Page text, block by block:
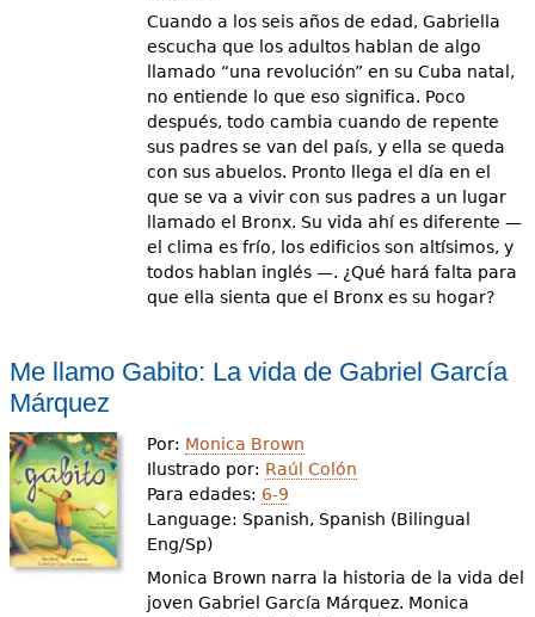
Cuando a los seis años de edad, Gabriella
escucha que los adultos hablan de algo
llamado “una revolución” en su Cuba natal,
no entiende lo que eso significa. Poco
después, todo cambia cuando de repente
sus padres se van del país, y ella se queda
con sus abuelos. Pronto llega el día en el
que se va a vivir con sus padres a un lugar
llamado el Bronx. Su vida ahí es diferente —
el clima es frío, los edificios son altísimos, y
todos hablan inglés —. ¿Qué hará falta para
que ella sienta que el Bronx es su hogar?
Me llamo Gabito: La vida de Gabriel García
Márquez
Por: Monica Brown
Ilustrado por: Raúl Colón
Para edades: 6-9
Language: Spanish, Spanish (Bilingual
Eng/Sp)
Monica Brown narra la historia de la vida del
joven Gabriel García Márquez. Monica